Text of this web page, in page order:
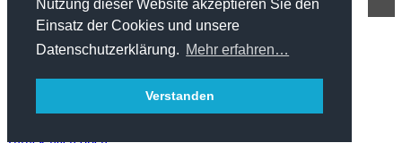
Nutzung dieser Website akzeptieren Sie den
Einsatz der Cookies und unsere
Datenschutzerklärung. Mehr erfahren…
Verstanden
FHP - Kooperationsplattform Forst Holz Papier
Marxergasse 2/ 4. Stock - 1030 Wien
T: +43 1 402 01 12 900
Impressum / Datenschutz
Sitemap